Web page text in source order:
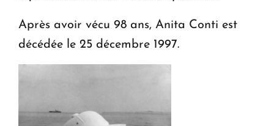
Après avoir vécu 98 ans, Anita Conti est
décédée le 25 décembre 1997.